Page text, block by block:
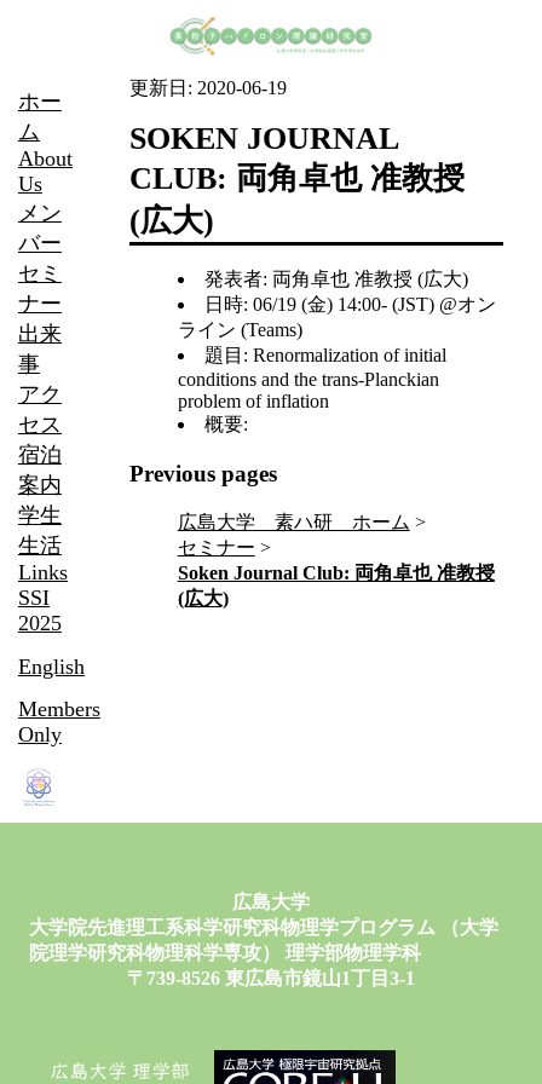
ホー
ム
About
Us
メン
バー
セミ
ナー
出来
事
アク
セス
宿泊
案内
学生
生活
Links
SSI
2025
English
Members
Only
更新日: 2020-06-19
SOKEN JOURNAL
CLUB: 両角卓也 准教授
(広大)
発表者: 両角卓也 准教授 (広大)
日時: 06/19 (金) 14:00- (JST) @オン
ライン (Teams)
題目: Renormalization of initial
conditions and the trans-Planckian
problem of inflation
概要:
Previous pages
広島大学 素ハ研 ホーム
セミナー
Soken Journal Club: 両角卓也 准教授
(広大)
広島大学
大学院先進理工系科学研究科物理学プログラム （大学
院理学研究科物理科学専攻） 理学部物理学科
〒739-8526 東広島市鏡山1丁目3-1